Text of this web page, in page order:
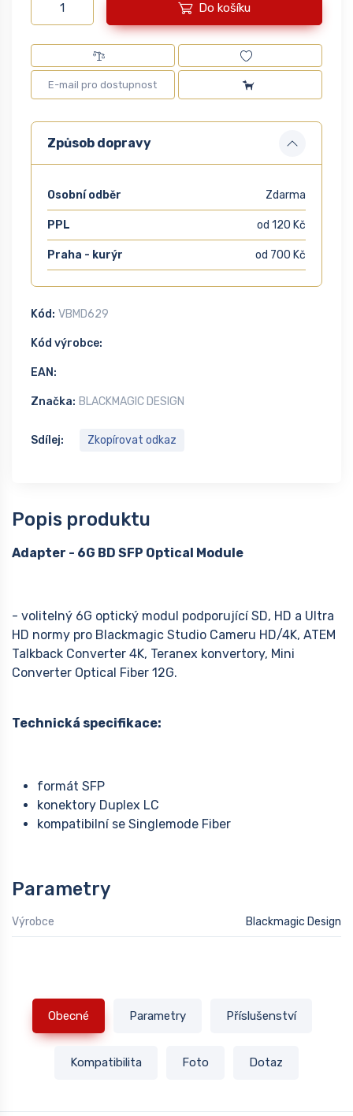
Do košíku
Způsob dopravy
Osobní odběr Zdarma
PPL od 120 Kč
Praha - kurýr od 700 Kč
Kód: VBMD629
Kód výrobce:
EAN:
Značka: BLACKMAGIC DESIGN
Sdílej: Zkopírovat odkaz
Popis produktu
Adapter - 6G BD SFP Optical Module
- volitelný 6G optický modul podporující SD, HD a Ultra
HD normy pro Blackmagic Studio Cameru HD/4K, ATEM
Talkback Converter 4K, Teranex konvertory, Mini
Converter Optical Fiber 12G.
Technická specifikace:
formát SFP
konektory Duplex LC
kompatibilní se Singlemode Fiber
Parametry
Výrobce Blackmagic Design
Obecné Parametry Příslušenství
Kompatibilita Foto Dotaz